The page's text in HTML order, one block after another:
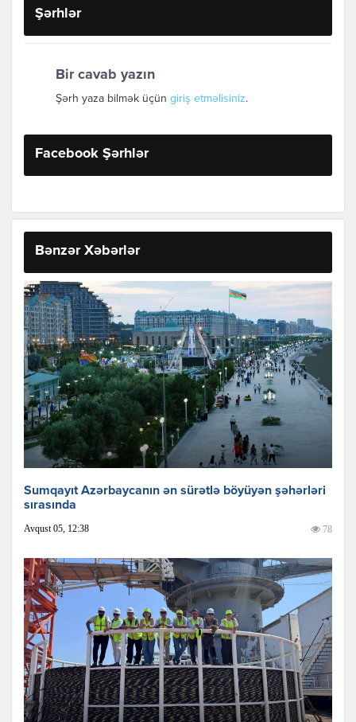
Şərhlər
Bir cavab yazın
Şərh yaza bilmək üçün giriş etməlisiniz.
Facebook Şərhlər
Bənzər Xəbərlər
Sumqayıt Azərbaycanın ən sürətlə böyüyən şəhərləri
sırasında
Avqust 05, 12:38 78